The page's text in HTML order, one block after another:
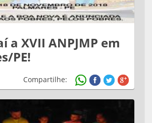
a XVII ANPJMP em
PE!
Compartilhe: